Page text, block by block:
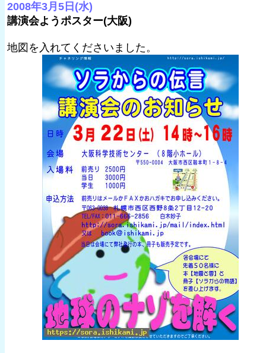
2008年3月5日(水)
講演会ようポスター(大阪)
地図を入れてくださいました。